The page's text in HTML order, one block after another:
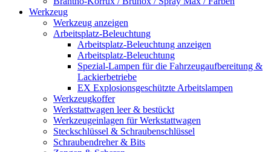
Werkzeug
Werkzeug anzeigen
Arbeitsplatz-Beleuchtung
Arbeitsplatz-Beleuchtung anzeigen
Arbeitsplatz-Beleuchtung
Spezial-Lampen für die Fahrzeugaufbereitung &
Lackierbetriebe
EX Explosionsgeschützte Arbeitslampen
Werkzeugkoffer
Werkstattwagen leer & bestückt
Werkzeugeinlagen für Werkstattwagen
Steckschlüssel & Schraubenschlüssel
Schraubendreher & Bits